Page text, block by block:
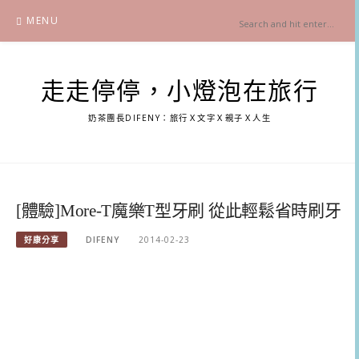
content
MENU
走走停停，小燈泡在旅行
奶茶團長DIFENY：旅行Ｘ文字Ｘ親子Ｘ人生
[體驗]More-T魔樂T型牙刷 從此輕鬆省時刷牙
好康分享 DIFENY 2014-02-23